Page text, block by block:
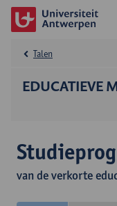
EDUCATIEVE
Talen
van de verkorte